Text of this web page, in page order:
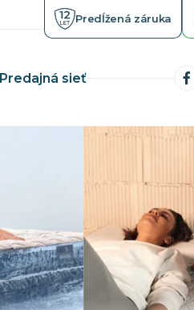
Predĺžená záruka
Matrace s
Ortopedické
Zdravotné matrace
Luxusné matrace
Kvalitné matrace
Vysoké matrace
sieť